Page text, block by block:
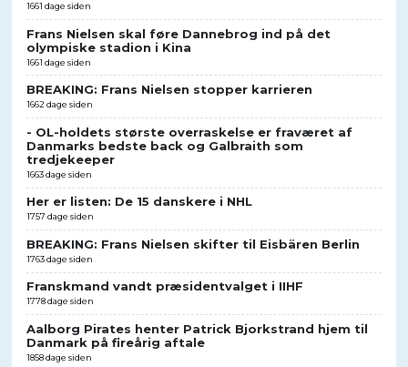
1661 dage siden
Frans Nielsen skal føre Dannebrog ind på det
olympiske stadion i Kina
1661 dage siden
BREAKING: Frans Nielsen stopper karrieren
1662 dage siden
- OL-holdets største overraskelse er fraværet af
Danmarks bedste back og Galbraith som
tredjekeeper
1663 dage siden
Her er listen: De 15 danskere i NHL
1757 dage siden
BREAKING: Frans Nielsen skifter til Eisbären Berlin
1763 dage siden
Franskmand vandt præsidentvalget i IIHF
1778 dage siden
Aalborg Pirates henter Patrick Bjorkstrand hjem til
Danmark på fireårig aftale
1858 dage siden